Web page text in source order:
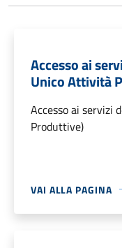
Accesso ai
Unico Attività
Accesso ai servizi
Produttive)
VAI ALLA PAGINA